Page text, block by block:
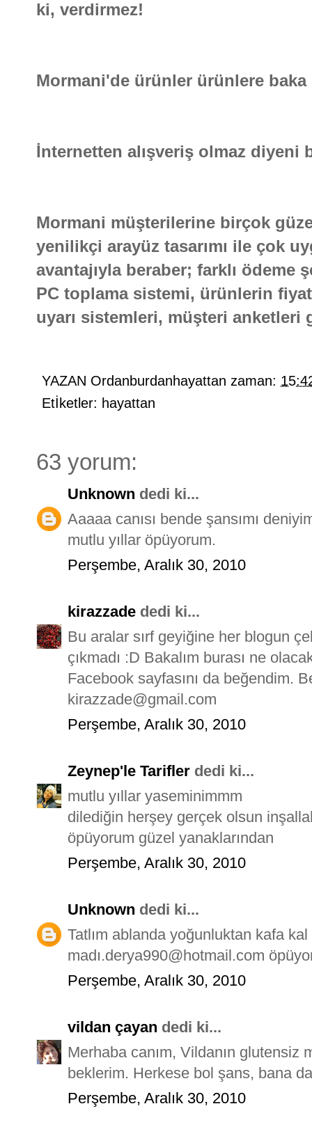
ki, verdirmez!
Mormani'de ürünler ürünlere baka
İnternetten alışveriş olmaz diyeni
Mormani müşterilerine birçok
yenilikçi arayüz tasarımı ile çok
avantajıyla beraber; farklı
PC toplama sistemi, ürünlerin
uyarı sistemleri, müşteri anketleri
YAZAN Ordanburdanhayattan zaman:
Etİketler: hayattan
63 yorum:
Unknown dedi ki...
Aaaaa canısı bende şansımı
mutlu yıllar öpüyorum.
Perşembe, Aralık 30, 2010
kirazzade dedi ki...
Bu aralar sırf geyiğine her blogun
çıkmadı :D Bakalım burası ne
Facebook sayfasını da beğendim.
kirazzade@gmail.com
Perşembe, Aralık 30, 2010
Zeynep'le Tarifler dedi ki...
mutlu yıllar yaseminimmm
dilediğin herşey gerçek olsun
öpüyorum güzel yanaklarından
Perşembe, Aralık 30, 2010
Unknown dedi ki...
Tatlım ablanda yoğunluktan kafa kal
madı.derya990@hotmail.com
Perşembe, Aralık 30, 2010
vildan çayan dedi ki...
Merhaba canım, Vildanın glutensiz
beklerim. Herkese bol şans, bana
Perşembe, Aralık 30, 2010